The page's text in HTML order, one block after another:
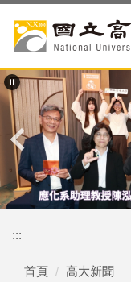
到
主
內
容
區
:::
首頁 高大新聞